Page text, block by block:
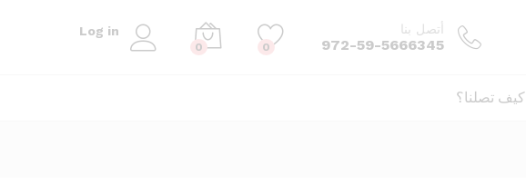
أتصل بنا
972-59-5666345
0
0
Log in
كيف تصلنا؟